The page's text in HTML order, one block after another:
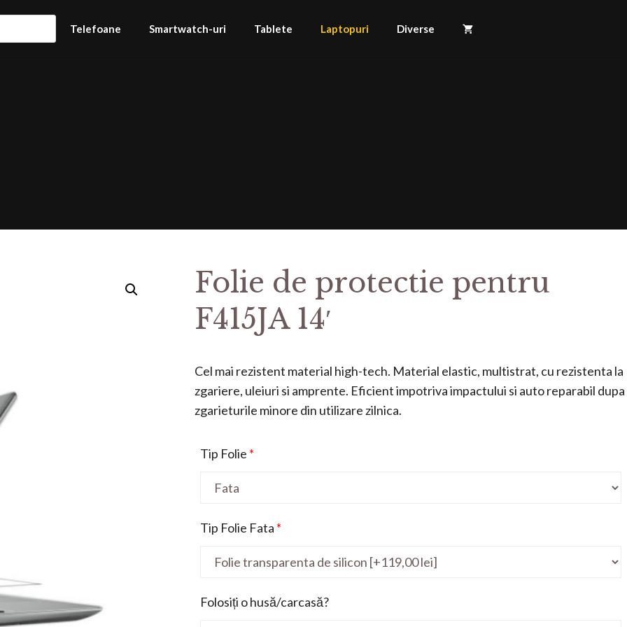
Telefoane Smartwatch-uri Tablete Laptopuri Diverse
Folie de protectie pentru
F415JA 14′
Cel mai rezistent material high-tech. Material elastic, multistrat, cu rezistenta la
zgariere, uleiuri si amprente. Eficient impotriva impactului si auto reparabil dupa
zgarieturile minore din utilizare zilnica.
Tip Folie *
Tip Folie Fata *
Folosiți o husă/carcasă?